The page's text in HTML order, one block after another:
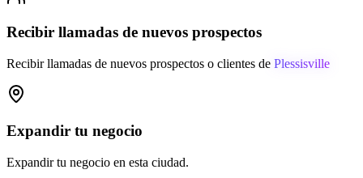
Recibir llamadas de nuevos prospectos
Recibir llamadas de nuevos prospectos o clientes de Plessisville
Expandir tu negocio
Expandir tu negocio en esta ciudad.